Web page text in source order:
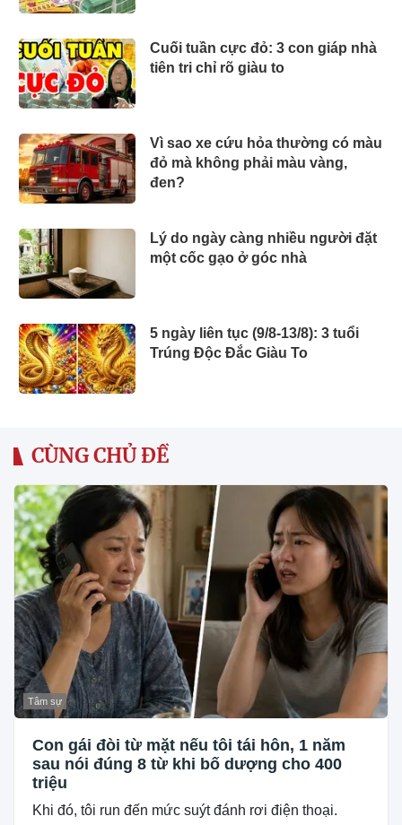
Cuối tuần cực đỏ: 3 con giáp nhà
tiên tri chỉ rõ giàu to
Vì sao xe cứu hỏa thường có màu
đỏ mà không phải màu vàng,
đen?
Lý do ngày càng nhiều người đặt
một cốc gạo ở góc nhà
5 ngày liên tục (9/8-13/8): 3 tuổi
Trúng Độc Đắc Giàu To
CÙNG CHỦ ĐỀ
Tâm sự
Con gái đòi từ mặt nếu tôi tái hôn, 1 năm
sau nói đúng 8 từ khi bố dượng cho 400
triệu
Khi đó, tôi run đến mức suýt đánh rơi điện thoại.